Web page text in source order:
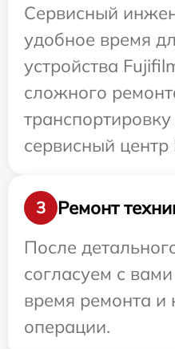
Сервисный
удобное время
устройства
сложного
сервисный центр
3
Ремонт
После
согласуем с
время ремонта и
операции.